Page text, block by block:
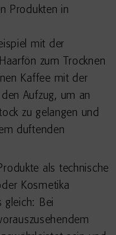
Produkten in
mit der
zum Trocknen
Kaffee mit der
Aufzug, um an
zu gelangen und
duftenden
als technische
Kosmetika
gleich: Bei